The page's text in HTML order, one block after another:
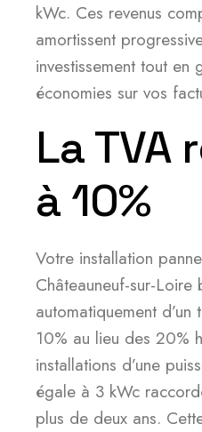
kWc. Ces revenus
amortissent
investissement tout en
économies sur vos
La TVA
à 10%
Votre installation
Châteauneuf-sur-Loire
automatiquement
10% au lieu des 20%
installations d’une
égale à 3 kWc
plus de deux ans.